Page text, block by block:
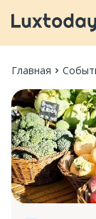
Главная